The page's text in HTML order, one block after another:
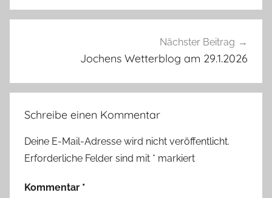
Nächster Beitrag
Jochens Wetterblog am 29.1.2026
Schreibe einen Kommentar
Deine E-Mail-Adresse wird nicht veröffentlicht.
Erforderliche Felder sind mit * markiert
Kommentar *